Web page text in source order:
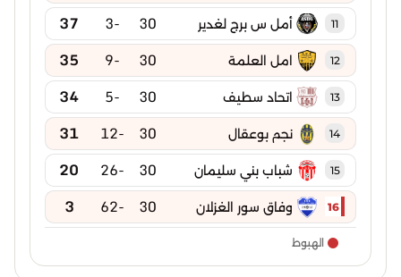
11 أمل س برج لغدير 30
-3
37
12 امل العلمة 30
-9
35
13 اتحاد سطيف 30
-5
34
14 نجم بوعقال 30
-12
31
15 شباب بني سليمان 30
-26
20
16 وفاق سور الغزلان 30
-62
3
الهبوط